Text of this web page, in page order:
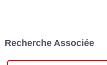
Recherche Associée